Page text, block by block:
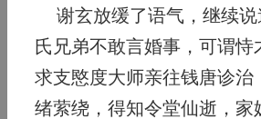
谢玄放缓了语气，继续说
氏兄弟不敢言婚事，可谓
求支愍度大师亲往钱唐诊
绪萦绕，得知令堂仙逝，